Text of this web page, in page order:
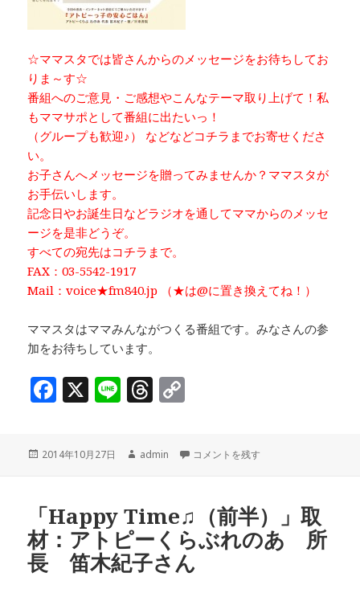
☆ママスタでは皆さんからのメッセージをお待ちしてお
りま～す☆
番組へのご意見・ご感想やこんなテーマ取り上げて！私
もママサポとして番組に出たいっ！
（グループも歓迎♪） などなどコチラまでお寄せくださ
い。
お子さんへメッセージを贈ってみませんか？ママスタが
お手伝いします。
記念日やお誕生日などラジオを通してママからのメッセ
ージを是非どうぞ。
すべての宛先はコチラまで。
FAX：03-5542-1917
Mail：voice★fm840.jp （★は@に置き換えてね！）
ママスタはママみんながつくる番組です。みなさんの参
加をお待ちしています。
F
c
e
o
o
k
X Li
e
T
r
e
d
s
y
n
k
投
2014年10月27日
作
admin 「Happy Time♫（後半）」取材：
コメントを残す
「Happy Time♫（前半）」取
材：アトピーくらぶれのあ 所
長 笛木紀子さん